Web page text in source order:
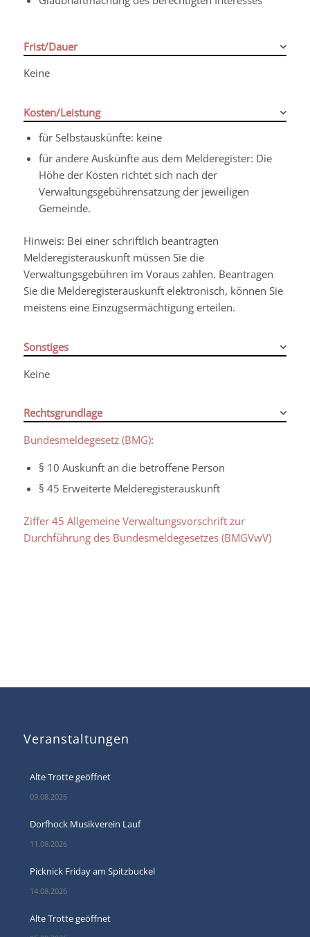
Frist/Dauer
Keine
Kosten/Leistung
für Selbstauskünfte: keine
für andere Auskünfte aus dem Melderegister: Die
Höhe der Kosten richtet sich nach der
Verwaltungsgebührensatzung der jeweiligen
Gemeinde.
Hinweis: Bei einer schriftlich beantragten
Melderegisterauskunft müssen Sie die
Verwaltungsgebühren im Voraus zahlen. Beantragen
Sie die Melderegisterauskunft elektronisch, können Sie
meistens eine Einzugsermächtigung erteilen.
Sonstiges
Keine
Rechtsgrundlage
Bundesmeldegesetz (BMG):
§ 10 Auskunft an die betroffene Person
§ 45 Erweiterte Melderegisterauskunft
Ziffer 45 Allgemeine Verwaltungsvorschrift zur
Durchführung des Bundesmeldegesetzes (BMGVwV)
Veranstaltungen
Alte Trotte geöffnet
09.08.2026
Dorfhock Musikverein Lauf
11.08.2026
Picknick Friday am Spitzbuckel
14.08.2026
Alte Trotte geöffnet